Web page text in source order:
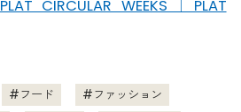
PLAT CIRCULAR WEEKS｜PLAT
フード
ファッション